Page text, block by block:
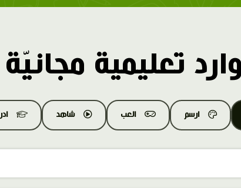
تعليمية مجانيّة
ارسم العب شاهد